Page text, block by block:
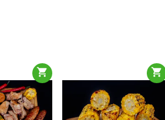
shopping_cart shopping_cart